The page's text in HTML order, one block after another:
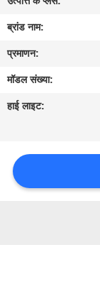
भ्रमण
गुणवत्ता
नियंत्रण
समाचार
ब्रांड नाम:
प्रमाणन:
मॉडल संख्या:
हाई लाइट: